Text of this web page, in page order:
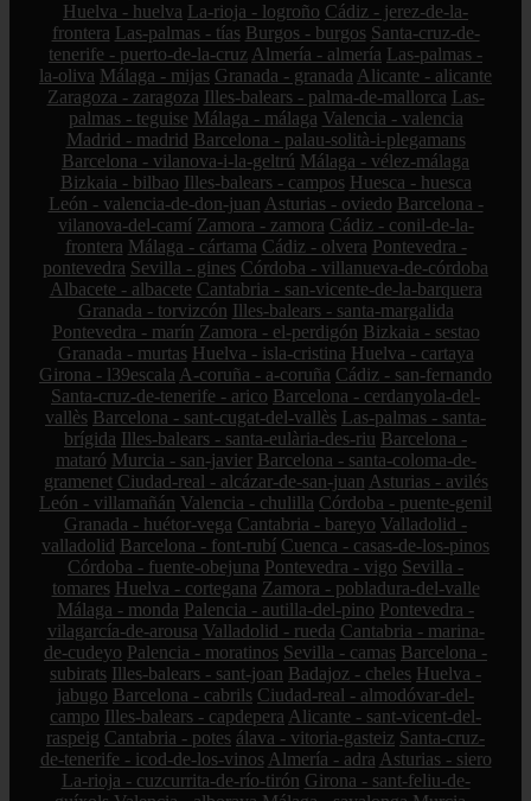
Huelva - huelva La-rioja - logroño Cádiz - jerez-de-la-
frontera Las-palmas - tías Burgos - burgos Santa-cruz-de-
tenerife - puerto-de-la-cruz Almería - almería Las-palmas -
la-oliva Málaga - mijas Granada - granada Alicante - alicante
Zaragoza - zaragoza Illes-balears - palma-de-mallorca Las-
palmas - teguise Málaga - málaga Valencia - valencia
Madrid - madrid Barcelona - palau-solità-i-plegamans
Barcelona - vilanova-i-la-geltrú Málaga - vélez-málaga
Bizkaia - bilbao Illes-balears - campos Huesca - huesca
León - valencia-de-don-juan Asturias - oviedo Barcelona -
vilanova-del-camí Zamora - zamora Cádiz - conil-de-la-
frontera Málaga - cártama Cádiz - olvera Pontevedra -
pontevedra Sevilla - gines Córdoba - villanueva-de-córdoba
Albacete - albacete Cantabria - san-vicente-de-la-barquera
Granada - torvizcón Illes-balears - santa-margalida
Pontevedra - marín Zamora - el-perdigón Bizkaia - sestao
Granada - murtas Huelva - isla-cristina Huelva - cartaya
Girona - l39escala A-coruña - a-coruña Cádiz - san-fernando
Santa-cruz-de-tenerife - arico Barcelona - cerdanyola-del-
vallès Barcelona - sant-cugat-del-vallès Las-palmas - santa-
brígida Illes-balears - santa-eulària-des-riu Barcelona -
mataró Murcia - san-javier Barcelona - santa-coloma-de-
gramenet Ciudad-real - alcázar-de-san-juan Asturias - avilés
León - villamañán Valencia - chulilla Córdoba - puente-genil
Granada - huétor-vega Cantabria - bareyo Valladolid -
valladolid Barcelona - font-rubí Cuenca - casas-de-los-pinos
Córdoba - fuente-obejuna Pontevedra - vigo Sevilla -
tomares Huelva - cortegana Zamora - pobladura-del-valle
Málaga - monda Palencia - autilla-del-pino Pontevedra -
vilagarcía-de-arousa Valladolid - rueda Cantabria - marina-
de-cudeyo Palencia - moratinos Sevilla - camas Barcelona -
subirats Illes-balears - sant-joan Badajoz - cheles Huelva -
jabugo Barcelona - cabrils Ciudad-real - almodóvar-del-
campo Illes-balears - capdepera Alicante - sant-vicent-del-
raspeig Cantabria - potes álava - vitoria-gasteiz Santa-cruz-
de-tenerife - icod-de-los-vinos Almería - adra Asturias - siero
La-rioja - cuzcurrita-de-río-tirón Girona - sant-feliu-de-